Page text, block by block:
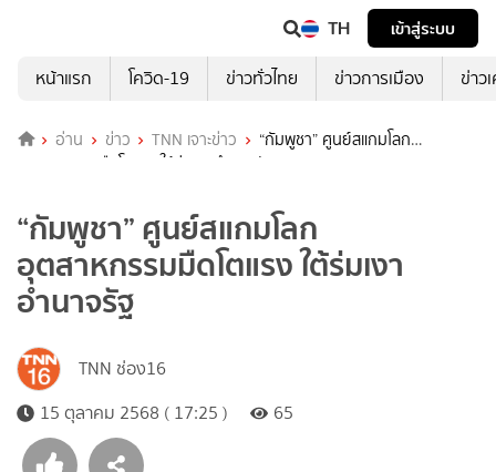
TH
เข้าสู่ระบบ
หน้าแรก
โควิด-19 ข่าวทั่วไทย ข่าวการเมือง ข่าว
อ่าน ข่าว TNN เจาะข่าว
“กัมพูชา” ศูนย์สแกมโลก
อุตสาหกรรมมืดโตแรง ใต้ร่มเงาอำนาจรัฐ
“กัมพูชา” ศูนย์สแกมโลก
อุตสาหกรรมมืดโตแรง ใต้ร่มเงา
อำนาจรัฐ
TNN ช่อง16
15 ตุลาคม 2568 ( 17:25 )
65